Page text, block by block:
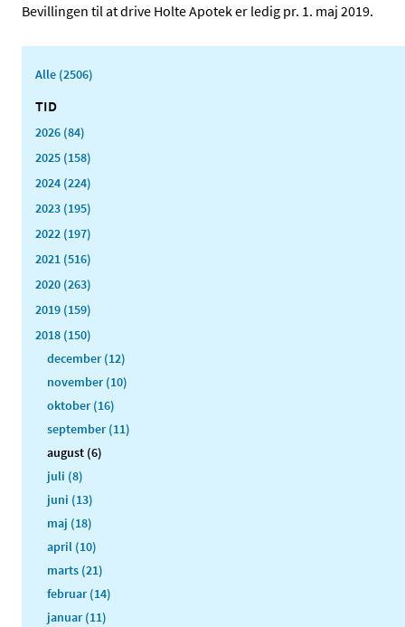
Bevillingen til at drive Holte Apotek er ledig pr. 1. maj 2019.
Alle (2506)
TID
2026 (84)
2025 (158)
2024 (224)
2023 (195)
2022 (197)
2021 (516)
2020 (263)
2019 (159)
2018 (150)
december (12)
november (10)
oktober (16)
september (11)
august (6)
juli (8)
juni (13)
maj (18)
april (10)
marts (21)
februar (14)
januar (11)